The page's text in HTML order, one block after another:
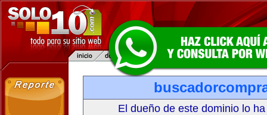
El dueño de este dominio lo